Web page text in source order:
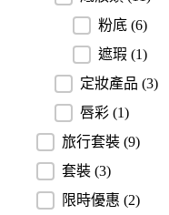
粉底 (6)
遮瑕 (1)
定妝產品 (3)
唇彩 (1)
旅行套裝 (9)
套裝 (3)
限時優惠 (2)